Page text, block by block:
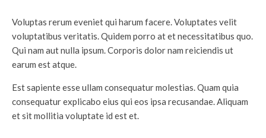
Voluptas rerum eveniet qui harum facere. Voluptates velit
voluptatibus veritatis. Quidem porro at et necessitatibus quo.
Qui nam aut nulla ipsum. Corporis dolor nam reiciendis ut
earum est atque.
Est sapiente esse ullam consequatur molestias. Quam quia
consequatur explicabo eius qui eos ipsa recusandae. Aliquam
et sit mollitia voluptate id est et.